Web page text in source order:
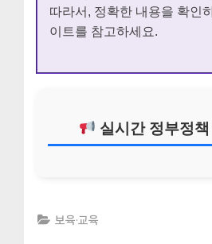
따라서, 정확한 내용을 확인
이트를 참고하세요.
실시간 정부정책
보육·교육